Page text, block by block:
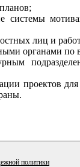
системы
лиц и
органами
проектов
политики